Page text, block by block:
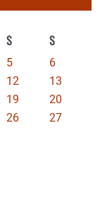
S S
5
6
12
13
19
20
26
27